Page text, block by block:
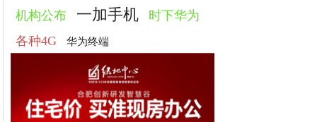
机构公布 一加手机
时下华为
各种4G
华为终端